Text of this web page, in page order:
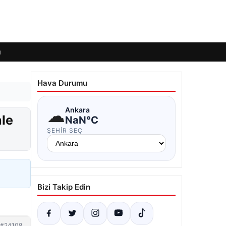
Hava Durumu
☁Ankara
NaN°C
ŞEHIR SEÇ
Bizi Takip Edin